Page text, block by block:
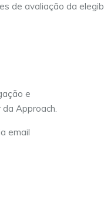
de avaliação da
e
Approach.
email